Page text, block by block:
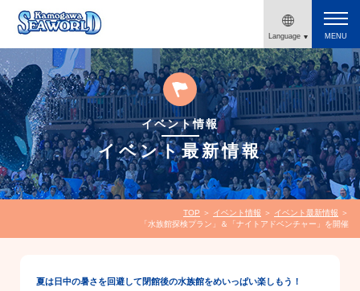
Language
English
繁體字
简体字
한국어
日本語
MENU
鴨川シーワールド
公式チケット販売
イベント情報
イベント最新情報
TOP ＞ イベント情報 ＞ イベント最新情報 ＞
「水族館探検プラン」＆「ナイトアドベンチャー」を開催
夏は日中の暑さを回避して閉館後の水族館をめいっぱい楽しもう！